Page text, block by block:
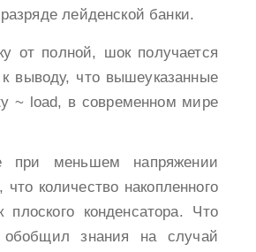
лейденской банки.
от полной, шок получается
выводу, что вышеуказанные
~ load, в современном мире
при меньшем напряжении
количество накопленного
конденсатора. Что
знания на случай